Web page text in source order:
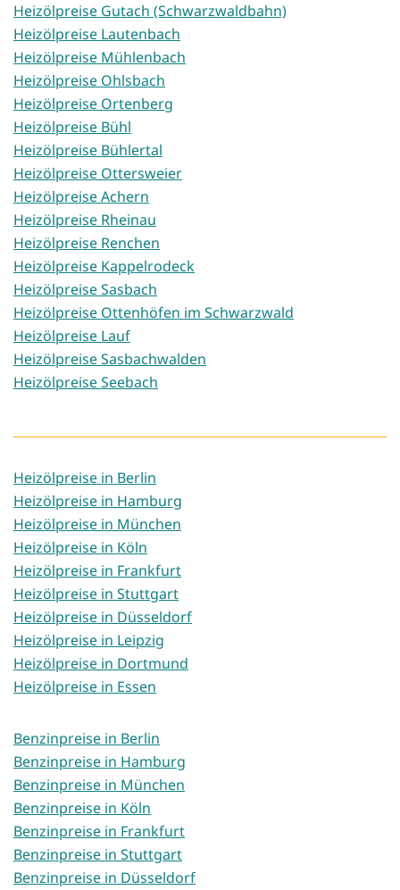
Heizölpreise Gutach (Schwarzwaldbahn)
Heizölpreise Lautenbach
Heizölpreise Mühlenbach
Heizölpreise Ohlsbach
Heizölpreise Ortenberg
Heizölpreise Bühl
Heizölpreise Bühlertal
Heizölpreise Ottersweier
Heizölpreise Achern
Heizölpreise Rheinau
Heizölpreise Renchen
Heizölpreise Kappelrodeck
Heizölpreise Sasbach
Heizölpreise Ottenhöfen im Schwarzwald
Heizölpreise Lauf
Heizölpreise Sasbachwalden
Heizölpreise Seebach
Heizölpreise in Berlin
Heizölpreise in Hamburg
Heizölpreise in München
Heizölpreise in Köln
Heizölpreise in Frankfurt
Heizölpreise in Stuttgart
Heizölpreise in Düsseldorf
Heizölpreise in Leipzig
Heizölpreise in Dortmund
Heizölpreise in Essen
Benzinpreise in Berlin
Benzinpreise in Hamburg
Benzinpreise in München
Benzinpreise in Köln
Benzinpreise in Frankfurt
Benzinpreise in Stuttgart
Benzinpreise in Düsseldorf